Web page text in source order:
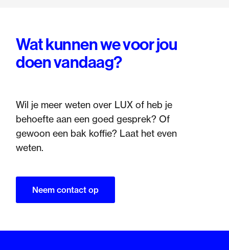
Wat kunnen we voor jou
doen vandaag?
Wil je meer weten over LUX of heb je
behoefte aan een goed gesprek? Of
gewoon een bak koffie? Laat het even
weten.
Neem contact op